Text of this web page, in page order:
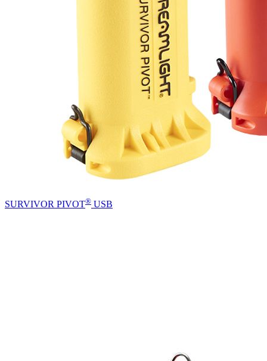
SURVIVOR PIVOT® USB